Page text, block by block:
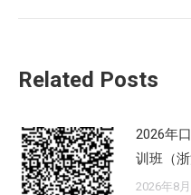
Related Posts
2026年
训班（
2026年8